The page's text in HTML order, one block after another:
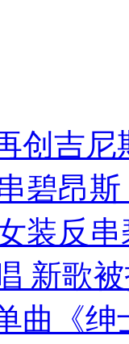
将其击毙
脚踢
创吉
碧昂
装反
新歌
曲《